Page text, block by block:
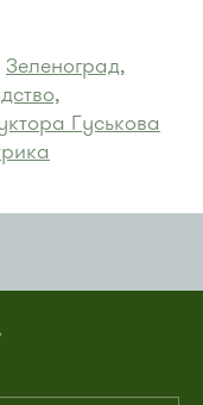
Зеленоград,
Гуськова